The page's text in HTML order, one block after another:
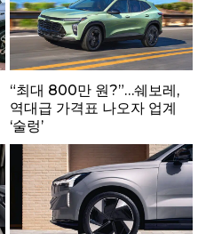
“최대 800만 원?”…쉐보레,
역대급 가격표 나오자 업계
‘술렁’